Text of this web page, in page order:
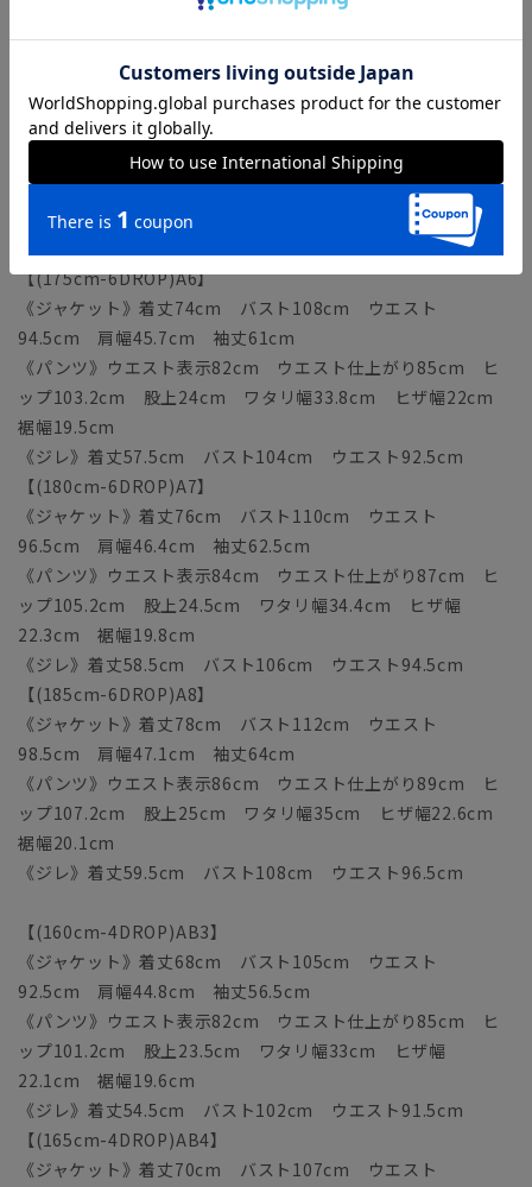
《ジレ》着丈55.5cm バスト100cm ウエスト88.5cm
【(170cm-6DROP)A5】
《ジャケット》着丈72cm バスト106cm ウエスト
92.5cm 肩幅45cm 袖丈59.5cm
《パンツ》ウエスト表示80cm ウエスト仕上がり83cm ヒ
ップ101.2cm 股上23.5cm ワタリ幅33.2cm ヒザ幅
21.7cm 裾幅19.2cm
《ジレ》着丈56.5cm バスト102cm ウエスト90.5cm
【(175cm-6DROP)A6】
《ジャケット》着丈74cm バスト108cm ウエスト
94.5cm 肩幅45.7cm 袖丈61cm
《パンツ》ウエスト表示82cm ウエスト仕上がり85cm ヒ
ップ103.2cm 股上24cm ワタリ幅33.8cm ヒザ幅22cm
裾幅19.5cm
《ジレ》着丈57.5cm バスト104cm ウエスト92.5cm
【(180cm-6DROP)A7】
《ジャケット》着丈76cm バスト110cm ウエスト
96.5cm 肩幅46.4cm 袖丈62.5cm
《パンツ》ウエスト表示84cm ウエスト仕上がり87cm ヒ
ップ105.2cm 股上24.5cm ワタリ幅34.4cm ヒザ幅
22.3cm 裾幅19.8cm
《ジレ》着丈58.5cm バスト106cm ウエスト94.5cm
【(185cm-6DROP)A8】
《ジャケット》着丈78cm バスト112cm ウエスト
98.5cm 肩幅47.1cm 袖丈64cm
《パンツ》ウエスト表示86cm ウエスト仕上がり89cm ヒ
ップ107.2cm 股上25cm ワタリ幅35cm ヒザ幅22.6cm
裾幅20.1cm
《ジレ》着丈59.5cm バスト108cm ウエスト96.5cm
【(160cm-4DROP)AB3】
《ジャケット》着丈68cm バスト105cm ウエスト
92.5cm 肩幅44.8cm 袖丈56.5cm
《パンツ》ウエスト表示82cm ウエスト仕上がり85cm ヒ
ップ101.2cm 股上23.5cm ワタリ幅33cm ヒザ幅
22.1cm 裾幅19.6cm
《ジレ》着丈54.5cm バスト102cm ウエスト91.5cm
【(165cm-4DROP)AB4】
《ジャケット》着丈70cm バスト107cm ウエスト